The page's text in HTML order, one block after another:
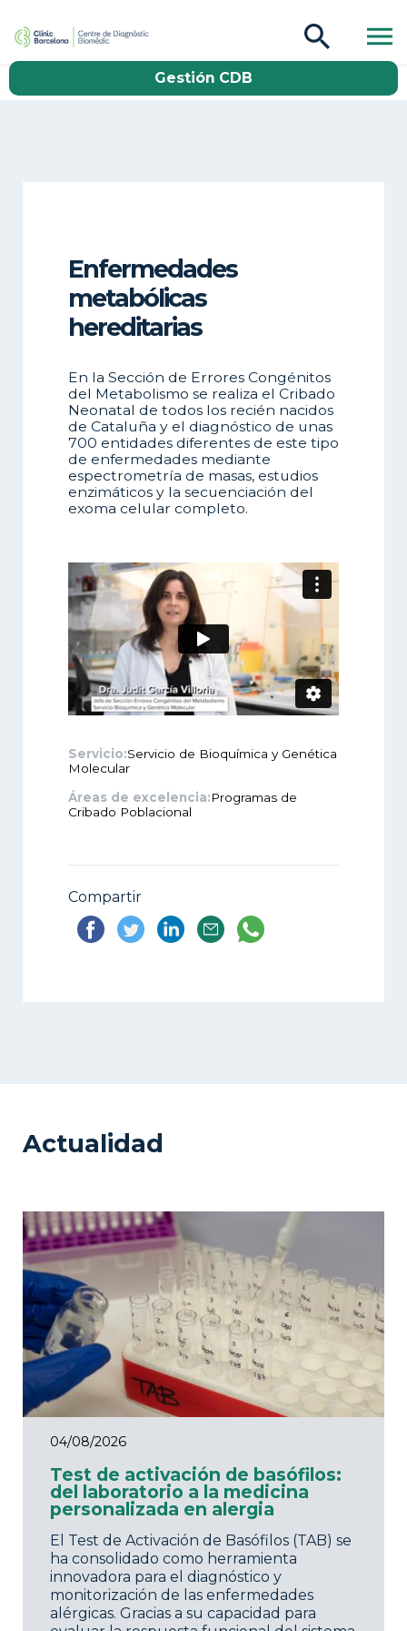
Gestión CDB
Enfermedades
metabólicas
hereditarias
En la Sección de Errores Congénitos
del Metabolismo se realiza el Cribado
Neonatal de todos los recién nacidos
de Cataluña y el diagnóstico de unas
700 entidades diferentes de este tipo
de enfermedades mediante
espectrometría de masas, estudios
enzimáticos y la secuenciación del
exoma celular completo.
Servicio:Servicio de Bioquímica y Genética
Molecular
Áreas de excelencia:Programas de
Cribado Poblacional
Compartir
Actualidad
04/08/2026
Test de activación de basófilos:
del laboratorio a la medicina
personalizada en alergia
El Test de Activación de Basófilos (TAB) se
ha consolidado como herramienta
innovadora para el diagnóstico y
monitorización de las enfermedades
alérgicas. Gracias a su capacidad para